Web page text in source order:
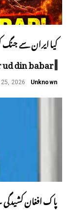
کیا ایران سے جنگ
||Zaheer ud din babar
Unknown
25, 2026
پاک افغان